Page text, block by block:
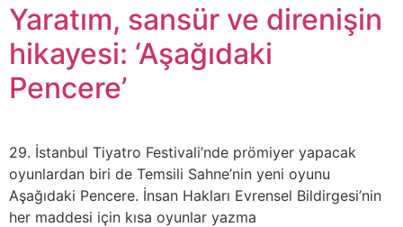
Yaratım, sansür ve direnişin
hikayesi: ‘Aşağıdaki
Pencere’
29. İstanbul Tiyatro Festivali’nde prömiyer yapacak
oyunlardan biri de Temsili Sahne’nin yeni oyunu
Aşağıdaki Pencere. İnsan Hakları Evrensel Bildirgesi’nin
her maddesi için kısa oyunlar yazma